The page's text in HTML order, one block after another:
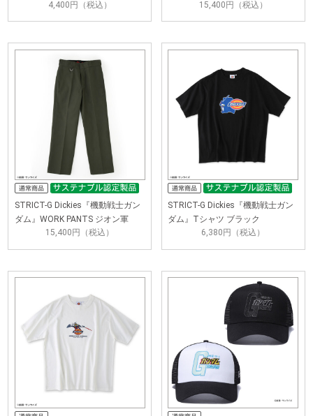
4,400円（税込）
15,400円（税込）
STRICT-G Dickies『機動戦士ガン
ダム』WORK PANTS ジオン軍
15,400円（税込）
STRICT-G Dickies『機動戦士ガン
ダム』Tシャツ ブラック
6,380円（税込）